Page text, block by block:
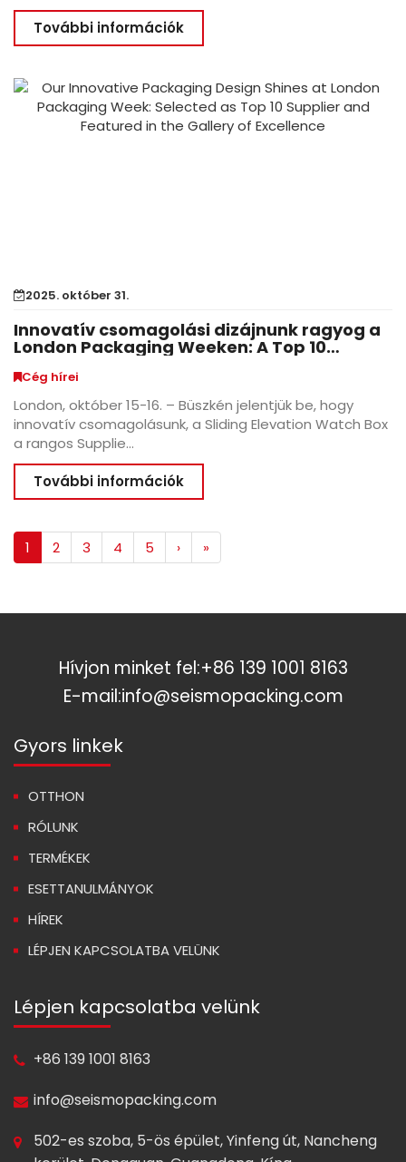
További információk
2025. október 31.
Innovatív csomagolási dizájnunk ragyog a
London Packaging Weeken: A Top 10
a Kiválóság Galériájában
Cég hírei
London, október 15-16. – Büszkén jelentjük be, hogy
innovatív csomagolásunk, a Sliding Elevation Watch Box
a rangos Supplie...
További információk
1 2 3 4 5 › »
Hívjon minket fel:+86 139 1001 8163
E-mail:info@seismopacking.com
Gyors linkek
OTTHON
RÓLUNK
TERMÉKEK
ESETTANULMÁNYOK
HÍREK
LÉPJEN KAPCSOLATBA VELÜNK
Lépjen kapcsolatba velünk
+86 139 1001 8163
info@seismopacking.com
502-es szoba, 5-ös épület, Yinfeng út, Nancheng